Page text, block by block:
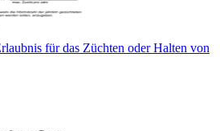
für das Züchten oder Halten von